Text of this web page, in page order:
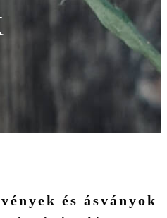
és ásványok